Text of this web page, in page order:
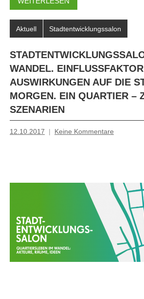
Aktuell Stadtentwicklungssalon
WANDEL.
AUSWIRKUNGEN AUF DIE
MORGEN. EIN QUARTIER –
SZENARIEN
12.10.2017
Mosche
Keine Kommentare